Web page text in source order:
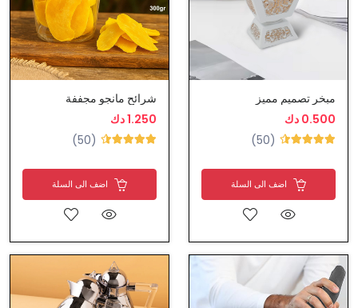
مبخر تصميم مميز
0.500 دك
(50)
اضف الى السلة
شرائح مانجو مجففة
1.250 دك
(50)
اضف الى السلة